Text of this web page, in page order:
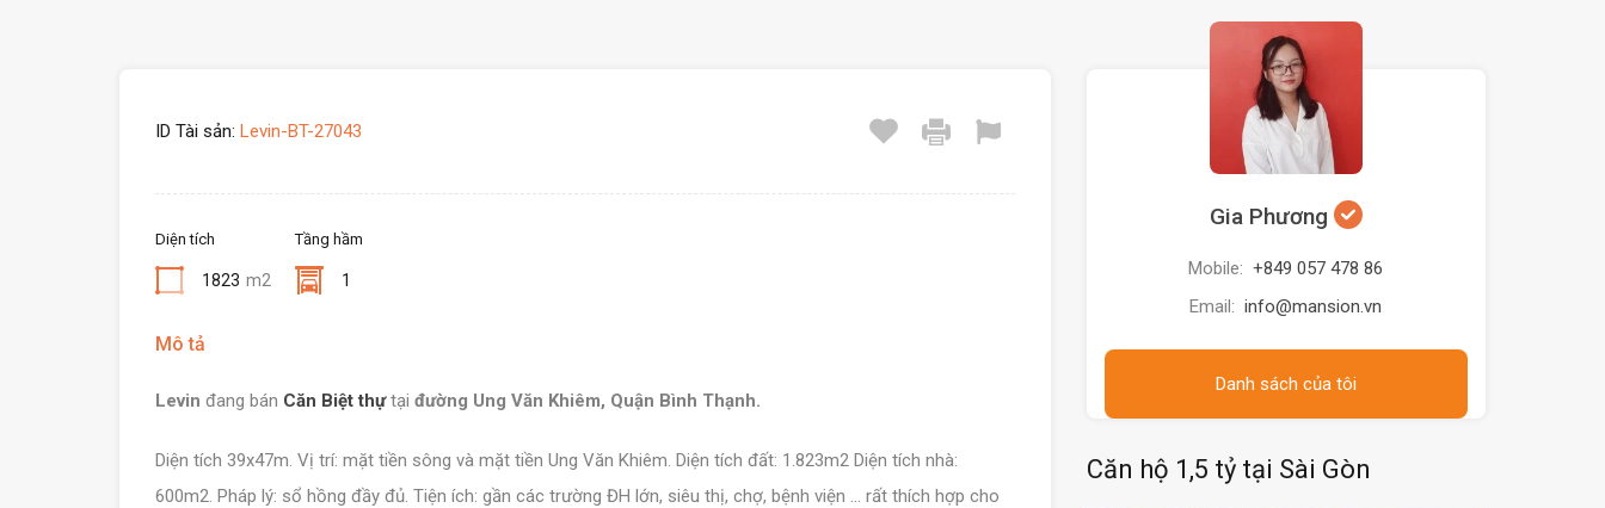
ID Tài sản: Levin-BT-27043
Diện tích
1823 m2
Tầng hầm
1
Mô tả
Levin đang bán Căn Biệt thựtại đường Ung Văn Khiêm, Quận Bình Thạnh.
Diện tích 39x47m. Vị trí: mặt tiền sông và mặt tiền Ung Văn Khiêm. Diện tích đất: 1.823m2 Diện tích nhà:
600m2. Pháp lý: sổ hồng đầy đủ. Tiện ích: gần các trường ĐH lớn, siêu thị, chợ, bệnh viện … rất thích hợp cho
Gia Phương
Mobile: +849 057 478 86
Email: info@mansion.vn
Danh sách của tôi
Căn hộ 1,5 tỷ tại Sài Gòn